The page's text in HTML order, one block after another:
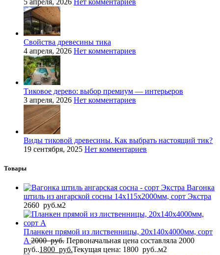
Свойства древесины тика
4 апреля, 2026 Нет комментариев
Тиковое дерево: выбор премиум — интерьеров
3 апреля, 2026 Нет комментариев
Виды тиковой древесины. Как выбрать настоящий тик?
19 сентября, 2025 Нет комментариев
Товары
Вагонка
штиль из ангарской сосны 14x115x2000мм, сорт Экстра
2660 руб.м2
Планкен прямой из лиственницы, 20x140x4000мм, сорт
A 2000руб. Первоначальная цена составляла 2000
руб..1800 руб.Текущая цена: 1800 руб..м2